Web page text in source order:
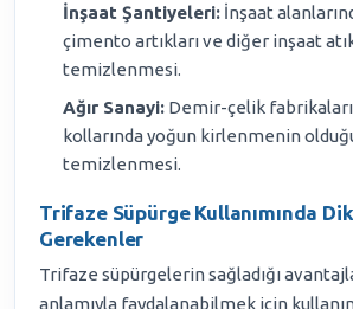
İnşaat Şantiyeleri: İnşaat
çimento artıkları ve diğer inşaat
temizlenmesi.
Ağır Sanayi: Demir-çelik fabrikaları
kollarında yoğun kirlenmenin
temizlenmesi.
Trifaze Süpürge Kullanımında
Gerekenler
Trifaze süpürgelerin sağladığı
anlamıyla faydalanabilmek için